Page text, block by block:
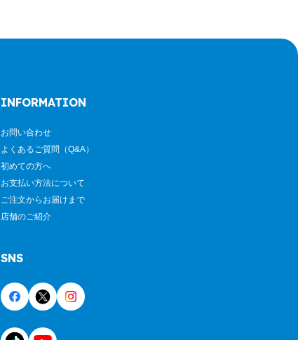
INFORMATION
お問い合わせ
よくあるご質問（Q&A）
初めての方へ
お支払い方法について
ご注文からお届けまで
店舗のご紹介
SNS